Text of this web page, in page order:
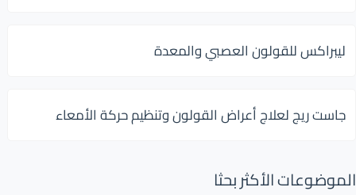
ليبراكس للقولون العصبي والمعدة
جاست ريج لعلاج أعراض القولون وتنظيم حركة الأمعاء
الموضوعات الأكثر بحثا